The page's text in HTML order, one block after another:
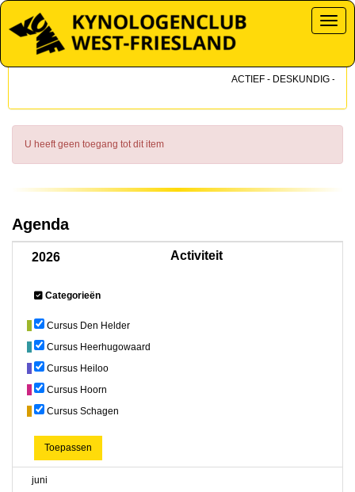
ACTIEF - DESKUNDIG -
U heeft geen toegang tot dit item
Agenda
2026 Activiteit
Categorieën
Cursus Den Helder
Cursus Heerhugowaard
Cursus Heiloo
Cursus Hoorn
Cursus Schagen
Toepassen
juni